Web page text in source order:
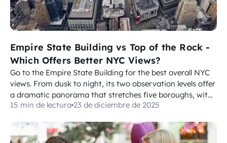
Empire State Building vs Top of the Rock -
Which Offers Better NYC Views?
Go to the Empire State Building for the best overall NYC
views. From dusk to night, its two observation levels offer
a dramatic panorama that stretches five boroughs, with
a west view toward the Hudson and a glow that lights up
vibe: crisp, Ce...
15 min de lectura 23 de diciembre de 2025